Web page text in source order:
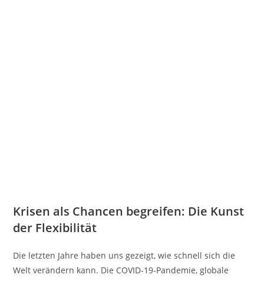
Krisen als Chancen begreifen: Die Kunst
der Flexibilität
Die letzten Jahre haben uns gezeigt, wie schnell sich die
Welt verändern kann. Die COVID-19-Pandemie, globale